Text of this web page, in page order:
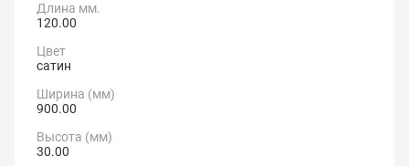
Длина мм.
120.00
Цвет
сатин
Ширина (мм)
900.00
Высота (мм)
30.00